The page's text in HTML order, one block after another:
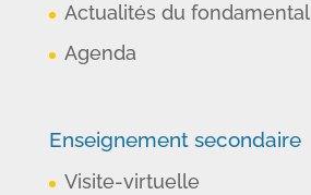
Actualités du fondamental
Agenda
Enseignement secondaire
Visite-virtuelle